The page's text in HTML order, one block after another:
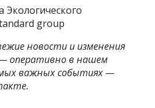
Экологического
group
новости и изменения
оперативно в нашем
важных событиях —
.